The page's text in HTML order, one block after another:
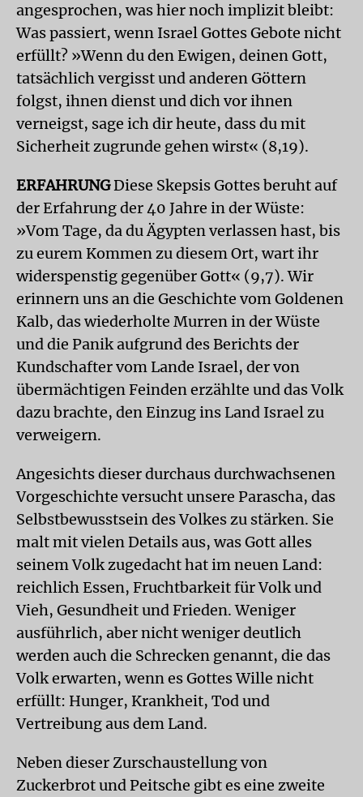
angesprochen, was hier noch implizit bleibt:
Was passiert, wenn Israel Gottes Gebote nicht
erfüllt? »Wenn du den Ewigen, deinen Gott,
tatsächlich vergisst und anderen Göttern
folgst, ihnen dienst und dich vor ihnen
verneigst, sage ich dir heute, dass du mit
Sicherheit zugrunde gehen wirst« (8,19).
ERFAHRUNGDiese Skepsis Gottes beruht auf
der Erfahrung der 40 Jahre in der Wüste:
»Vom Tage, da du Ägypten verlassen hast, bis
zu eurem Kommen zu diesem Ort, wart ihr
widerspenstig gegenüber Gott« (9,7). Wir
erinnern uns an die Geschichte vom Goldenen
Kalb, das wiederholte Murren in der Wüste
und die Panik aufgrund des Berichts der
Kundschafter vom Lande Israel, der von
übermächtigen Feinden erzählte und das Volk
dazu brachte, den Einzug ins Land Israel zu
verweigern.
Angesichts dieser durchaus durchwachsenen
Vorgeschichte versucht unsere Parascha, das
Selbstbewusstsein des Volkes zu stärken. Sie
malt mit vielen Details aus, was Gott alles
seinem Volk zugedacht hat im neuen Land:
reichlich Essen, Fruchtbarkeit für Volk und
Vieh, Gesundheit und Frieden. Weniger
ausführlich, aber nicht weniger deutlich
werden auch die Schrecken genannt, die das
Volk erwarten, wenn es Gottes Wille nicht
erfüllt: Hunger, Krankheit, Tod und
Vertreibung aus dem Land.
Neben dieser Zurschaustellung von
Zuckerbrot und Peitsche gibt es eine zweite